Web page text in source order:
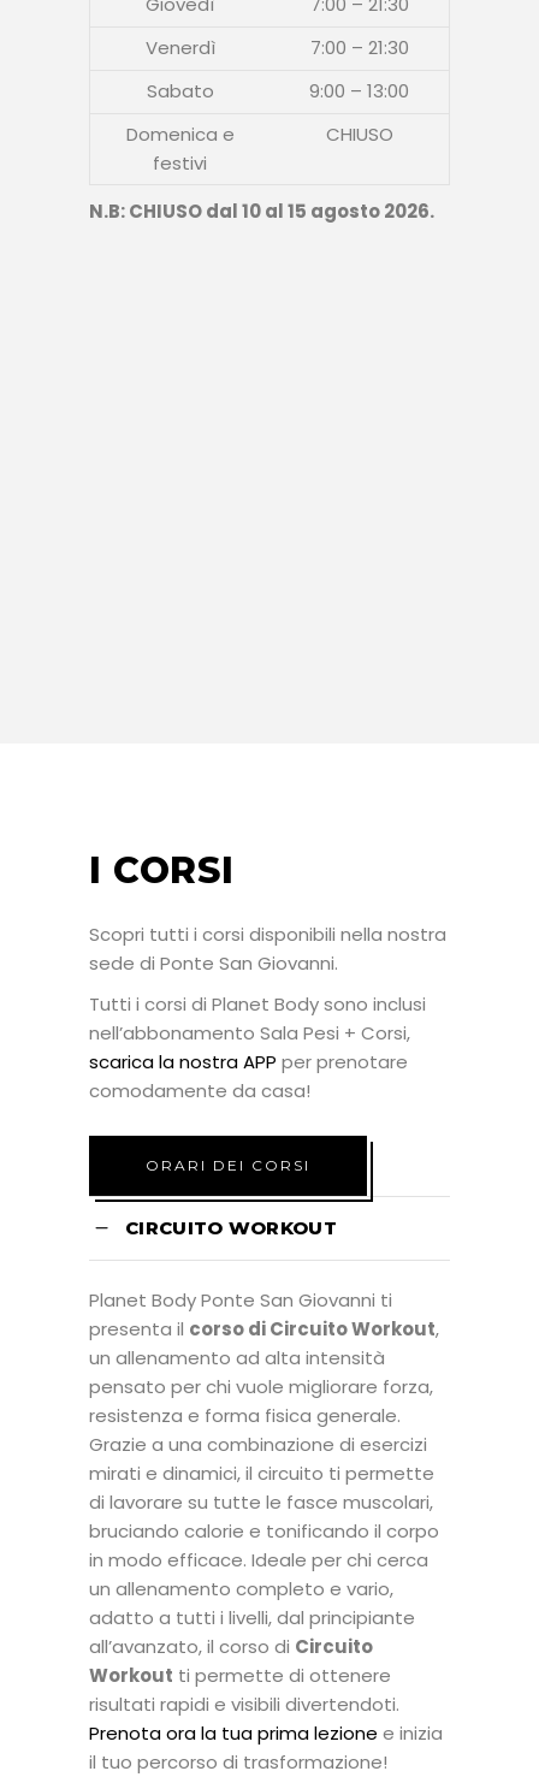
Venerdì
7:00 – 21:30
Sabato
9:00 – 13:00
Domenica e
festivi
CHIUSO
N.B: CHIUSO dal 10 al 15 agosto 2026.
I CORSI
Scopri tutti i corsi disponibili nella nostra
sede di Ponte San Giovanni.
Tutti i corsi di Planet Body sono inclusi
nell’abbonamento Sala Pesi + Corsi,
scarica la nostra APP per prenotare
comodamente da casa!
ORARI DEI CORSI
CIRCUITO WORKOUT
Planet Body Ponte San Giovanni ti
presenta il corso di Circuito Workout,
un allenamento ad alta intensità
pensato per chi vuole migliorare forza,
resistenza e forma fisica generale.
Grazie a una combinazione di esercizi
mirati e dinamici, il circuito ti permette
di lavorare su tutte le fasce muscolari,
bruciando calorie e tonificando il corpo
in modo efficace. Ideale per chi cerca
un allenamento completo e vario,
adatto a tutti i livelli, dal principiante
all’avanzato, il corso di Circuito
Workout ti permette di ottenere
risultati rapidi e visibili divertendoti.
Prenota ora la tua prima lezione e inizia
il tuo percorso di trasformazione!